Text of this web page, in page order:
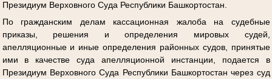
Президиум Верховного Суда Республики Башкортостан.
По гражданским делам кассационная жалоба на судебные
приказы, решения и определения мировых судей,
апелляционные и иные определения районных судов, принятые
ими в качестве суда апелляционной инстанции, подается в
Президиум Верховного Суда Республики Башкортостан через суд